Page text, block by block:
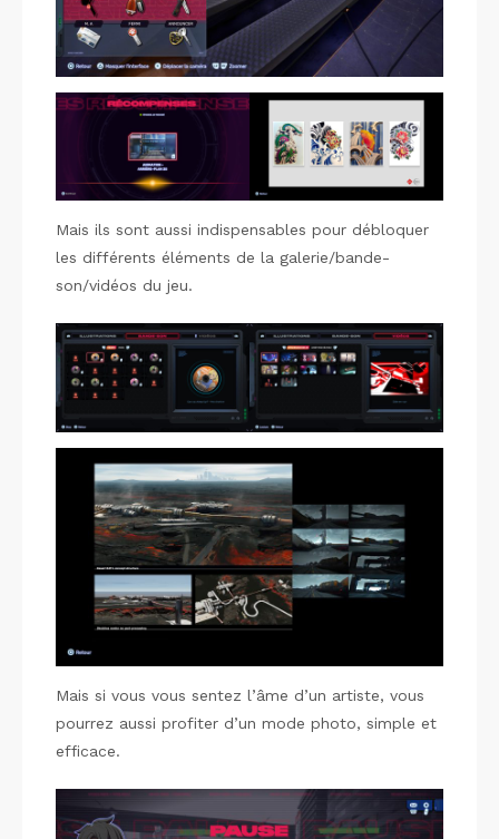
Mais ils sont aussi indispensables pour débloquer
les différents éléments de la galerie/bande-
son/vidéos du jeu.
Mais si vous vous sentez l’âme d’un artiste, vous
pourrez aussi profiter d’un mode photo, simple et
efficace.